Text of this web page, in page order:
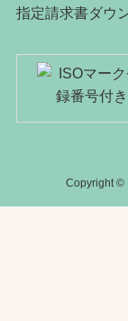
指定請求書ダウ
Copyright ©